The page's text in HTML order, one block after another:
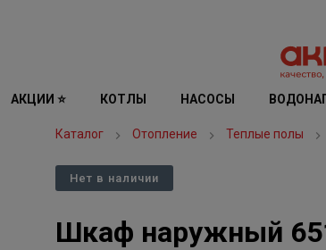
АКЦИИ ⭐ КОТЛЫ НАСОСЫ
Каталог Отопление Теплые полы
Нет в наличии
Шкаф наружный